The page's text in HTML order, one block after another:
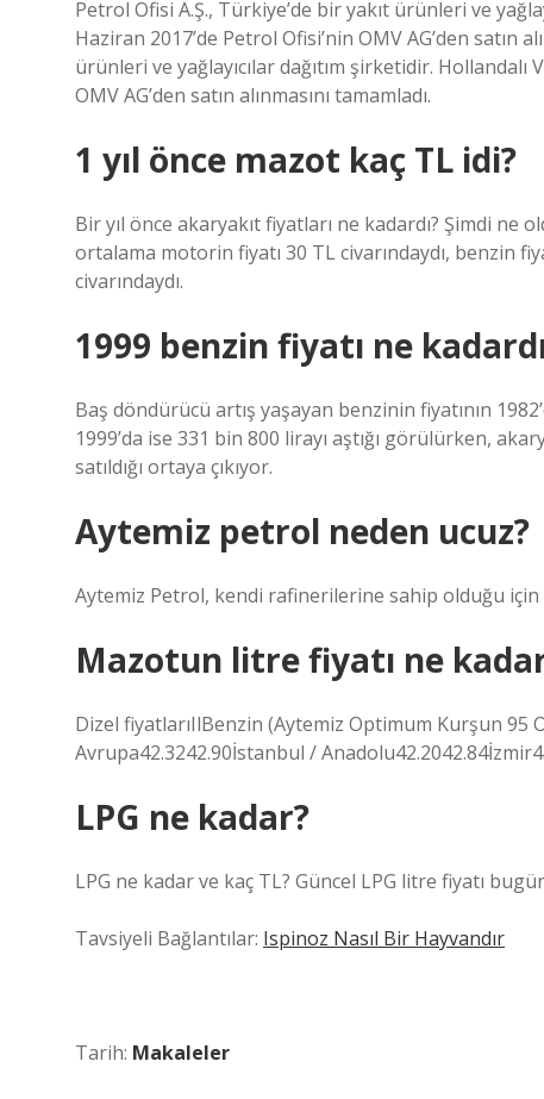
Petrol Ofisi A.Ş., Türkiye’de bir yakıt ürünleri ve
Haziran 2017’de Petrol Ofisi’nin OMV AG’den satın
ürünleri ve yağlayıcılar dağıtım şirketidir.
OMV AG’den satın alınmasını tamamladı.
1 yıl önce mazot kaç TL idi?
Bir yıl önce akaryakıt fiyatları ne kadardı? Şimdi ne
ortalama motorin fiyatı 30 TL civarındaydı, benzin
civarındaydı.
1999 benzin fiyatı ne
Baş döndürücü artış yaşayan benzinin fiyatının
1999’da ise 331 bin 800 lirayı aştığı görülürken,
satıldığı ortaya çıkıyor.
Aytemiz petrol neden ucuz?
Aytemiz Petrol, kendi rafinerilerine sahip olduğu için
Mazotun litre fiyatı ne
Dizel fiyatlarıIlBenzin (Aytemiz Optimum Kurşun
Avrupa42.3242.90İstanbul /
LPG ne kadar?
LPG ne kadar ve kaç TL? Güncel LPG litre fiyatı
Tavsiyeli Bağlantılar: Ispinoz Nasıl Bir Hayvandır
Tarih: Makaleler